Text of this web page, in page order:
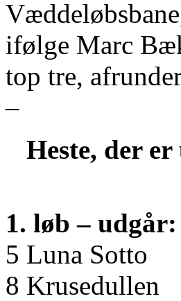
ifølge Marc
top tre,
–
Heste, der
1. løb – udgår:
5 Luna Sotto
8 Krusedullen